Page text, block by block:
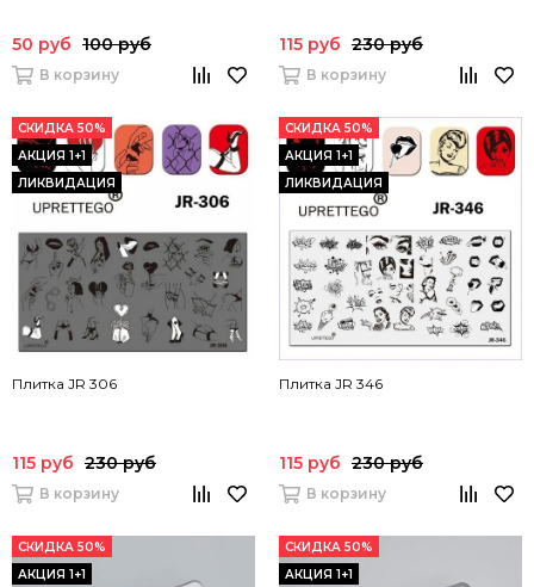
50 руб 100 руб
В корзину
115 руб 230 руб
В корзину
СКИДКА 50%
АКЦИЯ 1+1
ЛИКВИДАЦИЯ
Плитка JR 306
115 руб 230 руб
В корзину
СКИДКА 50%
АКЦИЯ 1+1
ЛИКВИДАЦИЯ
Плитка JR 346
115 руб 230 руб
В корзину
СКИДКА 50%
АКЦИЯ 1+1
СКИДКА 50%
АКЦИЯ 1+1